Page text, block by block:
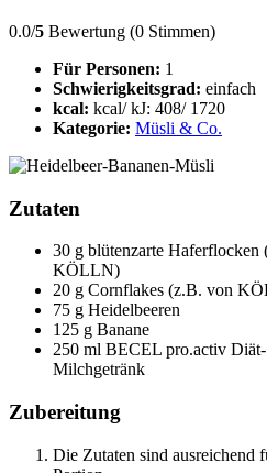
0.0/5 Bewertung (0 Stimmen)
Für Personen: 1
Schwierigkeitsgrad: einfach
kcal: kcal/ kJ: 408/ 1720
Kategorie: Müsli & Co.
Zutaten
30 g blütenzarte Haferflocken
KÖLLN)
20 g Cornflakes (z.B. von
75 g Heidelbeeren
125 g Banane
250 ml BECEL pro.activ Diät-
Milchgetränk
Zubereitung
Die Zutaten sind ausreichend